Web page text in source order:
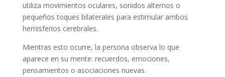
utiliza movimientos oculares, sonidos alternos o
pequeños toques bilaterales para estimular ambos
hemisferios cerebrales.
Mientras esto ocurre, la persona observa lo que
aparece en su mente: recuerdos, emociones,
pensamientos o asociaciones nuevas.